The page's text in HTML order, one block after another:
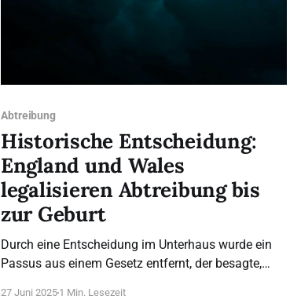
Abtreibung
Historische Entscheidung:
England und Wales
legalisieren Abtreibung bis
zur Geburt
Durch eine Entscheidung im Unterhaus wurde ein
Passus aus einem Gesetz entfernt, der besagte,
27 Juni 20251 Min. Lesezeit